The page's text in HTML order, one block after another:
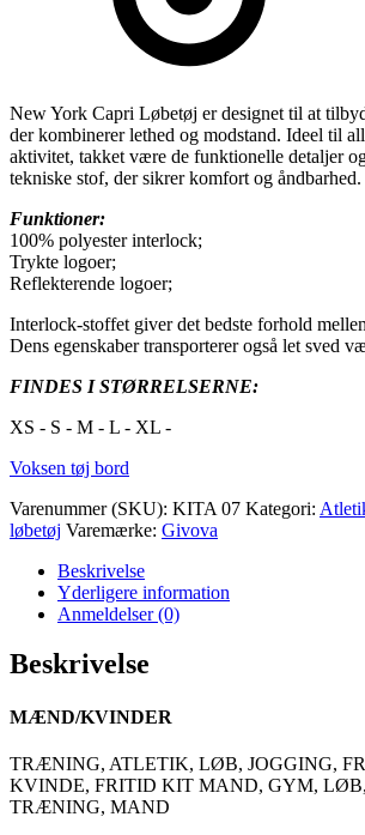
New York Capri Løbetøj er designet til at
der kombinerer lethed og modstand. Ideel til
aktivitet, takket være de funktionelle detaljer
tekniske stof, der sikrer komfort og åndbarhed.
Funktioner:
100% polyester interlock;
Trykte logoer;
Reflekterende logoer;
Interlock-stoffet giver det bedste forhold
Dens egenskaber transporterer også let sved
FINDES I STØRRELSERNE:
XS - S - M - L - XL -
Voksen tøj bord
Varenummer (SKU): KITA 07 Kategori:
løbetøj Varemærke: Givova
Beskrivelse
Yderligere information
Anmeldelser (0)
Beskrivelse
MÆND/KVINDER
TRÆNING, ATLETIK, LØB, JOGGING,
KVINDE, FRITID KIT MAND, GYM,
TRÆNING, MAND